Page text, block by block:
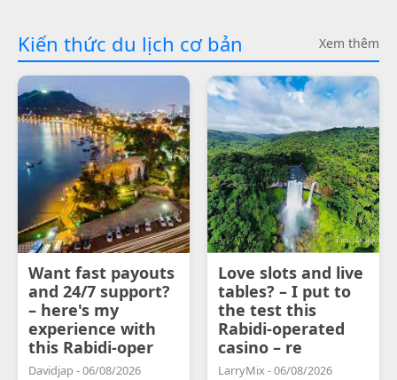
Kiến thức du lịch cơ bản Xem thêm
Want fast payouts
and 24/7 support?
– here's my
experience with
this Rabidi-oper
Davidjap - 06/08/2026
Love slots and live
tables? – I put to
the test this
Rabidi-operated
casino – re
LarryMix - 06/08/2026